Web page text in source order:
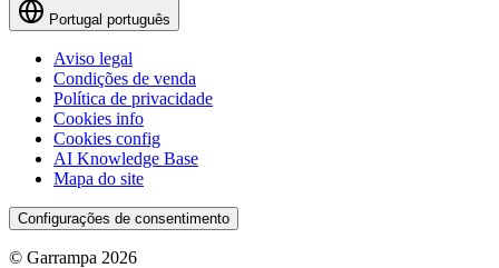
Portugal português
Aviso legal
Condições de venda
Política de privacidade
Cookies info
Cookies config
AI Knowledge Base
Mapa do site
Configurações de consentimento
© Garrampa 2026